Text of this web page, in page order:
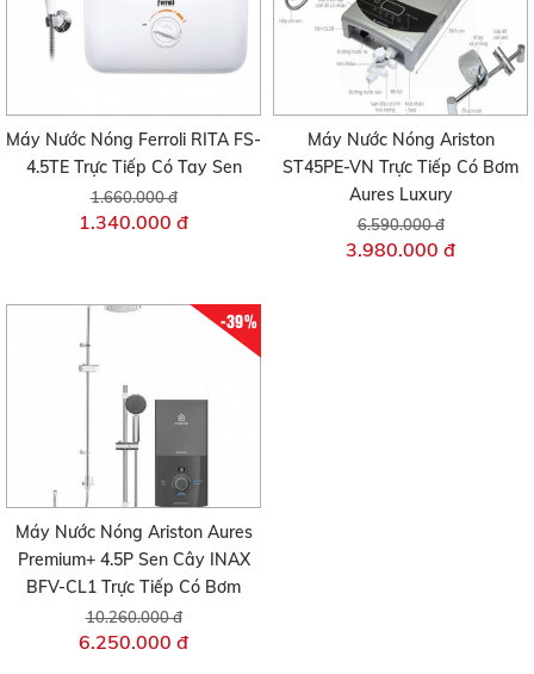
Máy Nước Nóng Ferroli RITA FS-
4.5TE Trực Tiếp Có Tay Sen
1.660.000 đ
1.340.000 đ
Máy Nước Nóng Ariston
ST45PE-VN Trực Tiếp Có Bơm
Aures Luxury
6.590.000 đ
3.980.000 đ
-39%
Máy Nước Nóng Ariston Aures
Premium+ 4.5P Sen Cây INAX
BFV-CL1 Trực Tiếp Có Bơm
10.260.000 đ
6.250.000 đ